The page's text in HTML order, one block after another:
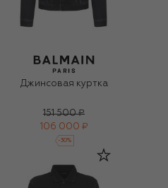
Джинсовая куртка
151 500 ₽
106 000 ₽
-30%